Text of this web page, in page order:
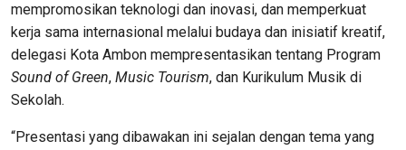
mempromosikan teknologi dan inovasi, dan memperkuat
kerja sama internasional melalui budaya dan inisiatif kreatif,
delegasi Kota Ambon mempresentasikan tentang Program
Sound of Green, Music Tourism, dan Kurikulum Musik di
Sekolah.
“Presentasi yang dibawakan ini sejalan dengan tema yang